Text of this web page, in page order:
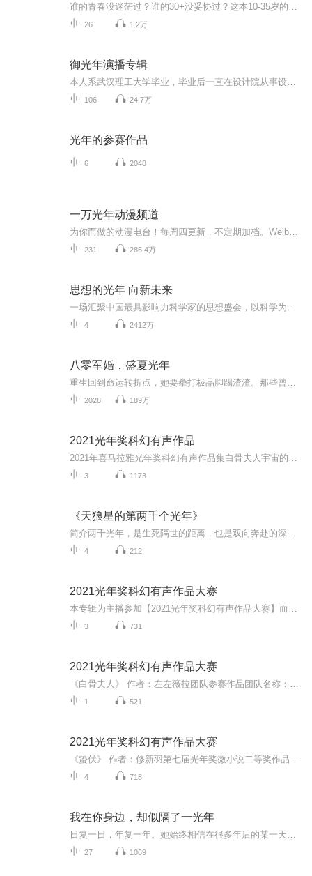
26 1.2万
御光年演播专辑
106 24.7万
光年的参赛作品
6 2048
一万光年动漫频道
231 286.4万
思想的光年 向新未来
4 2412万
八零军婚，盛夏光年
2028 189万
2021光年奖科幻有声作品
3 1173
《天狼星的第两千个光年》
4 212
2021光年奖科幻有声作品大赛
3 731
2021光年奖科幻有声作品大赛
1 521
2021光年奖科幻有声作品大赛
4 718
我在你身边，却似隔了一光年
27 1069